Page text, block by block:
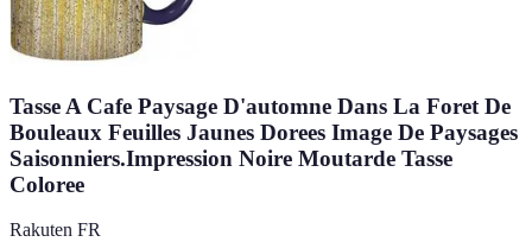
Tasse A Cafe Paysage D'automne Dans La Foret De
Bouleaux Feuilles Jaunes Dorees Image De Paysages
Saisonniers.Impression Noire Moutarde Tasse
Coloree
Rakuten FR